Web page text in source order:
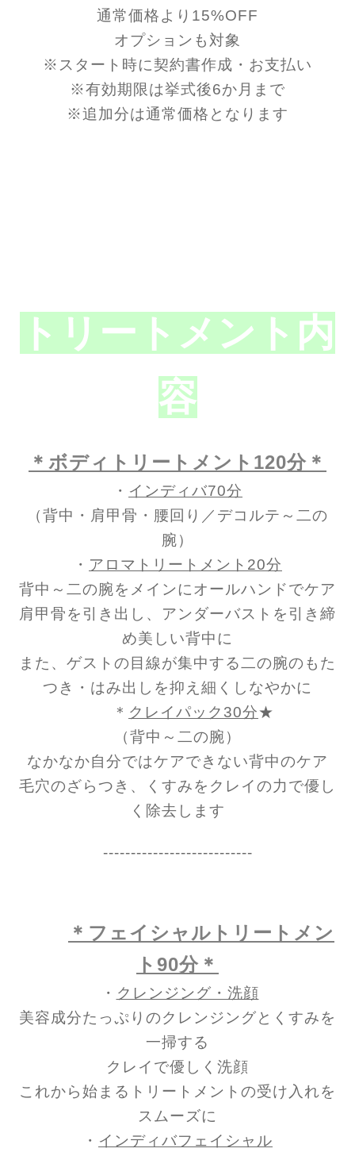
通常価格より15%OFF
オプションも対象
※スタート時に契約書作成・お支払い
※有効期限は挙式後6か月まで
※追加分は通常価格となります
トリートメント内
容
＊ボディトリートメント120分＊
・ インディバ70分
（背中・肩甲骨・腰回り／デコルテ～二の
腕）
・ アロマトリートメント20分
背中～二の腕をメインにオールハンドでケア
肩甲骨を引き出し、アンダーバストを引き締
め美しい背中に
また、ゲストの目線が集中する二の腕のもた
つき・はみ出しを抑え細くしなやかに
＊ クレイパック30分★
（背中～二の腕）
なかなか自分ではケアできない背中のケア
毛穴のざらつき、くすみをクレイの力で優し
く除去します
---------------------------
＊フェイシャルトリートメン
ト90分＊
・ クレンジング・洗顔
美容成分たっぷりのクレンジングとくすみを
一掃する
クレイで優しく洗顔
これから始まるトリートメントの受け入れを
スムーズに
・ インディバフェイシャル